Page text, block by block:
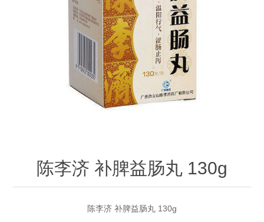
陈李济 补脾益肠丸 130g
陈李济 补脾益肠丸 130g